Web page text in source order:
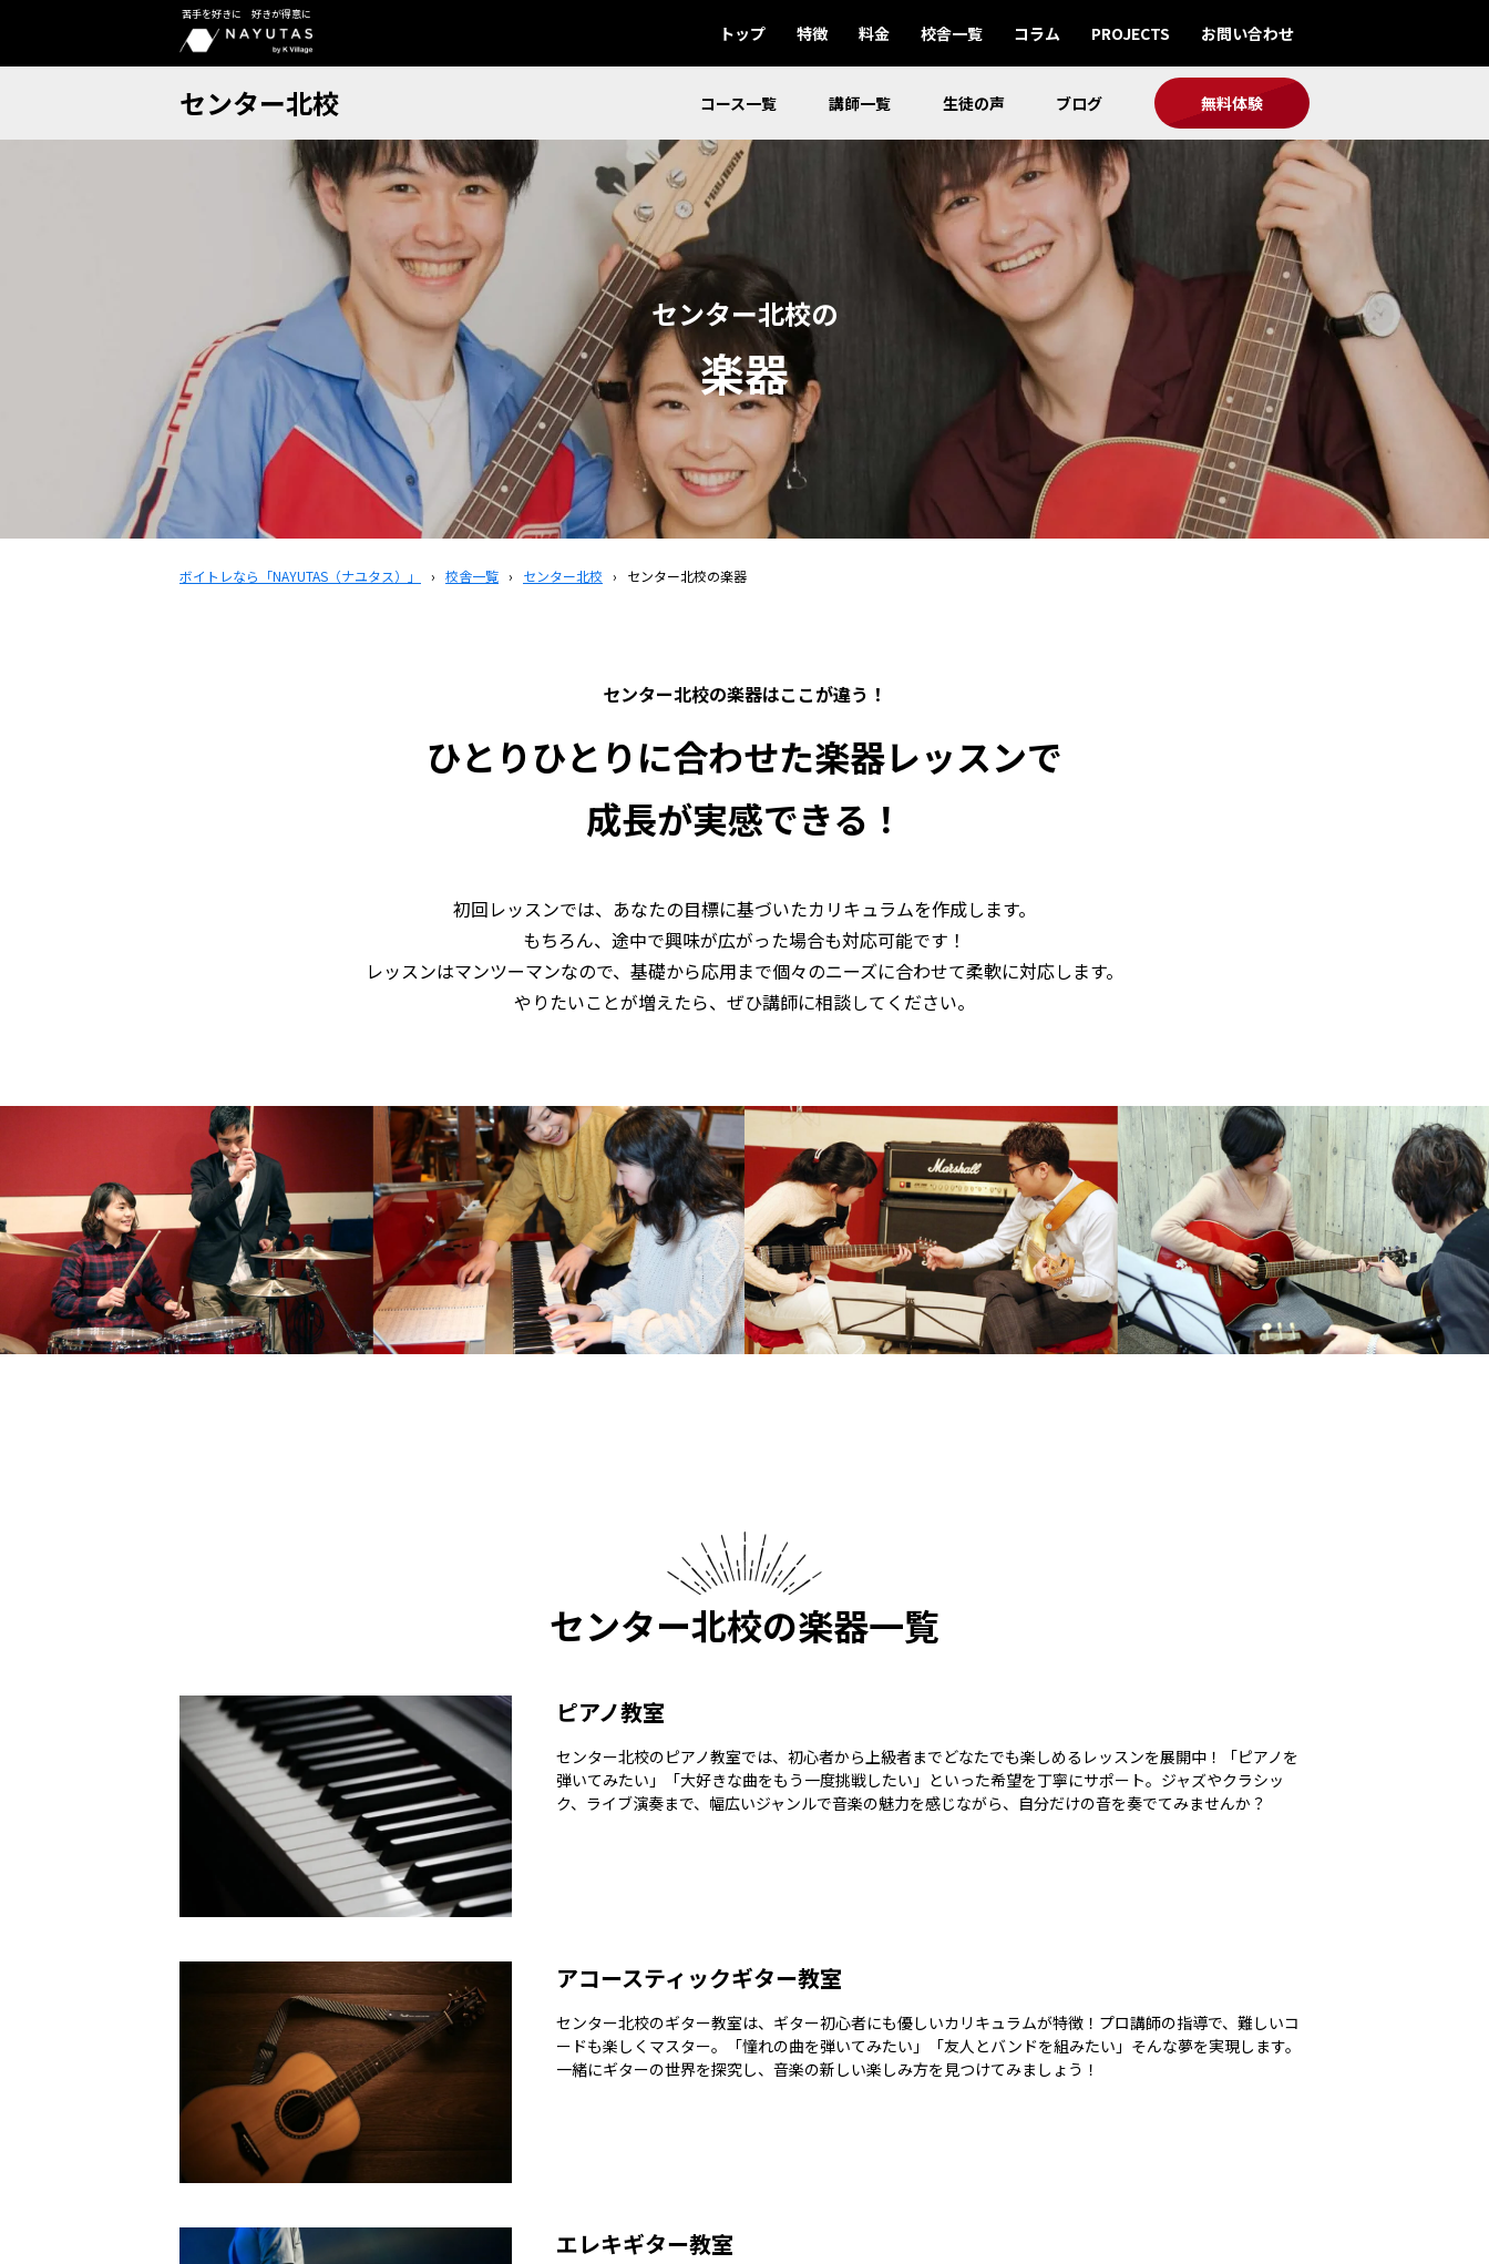
苦手を好きに 好きが得意に
トップ 特徴 料金 校舎一覧 コラム PROJECTS お問い合わせ
センター北校 コース一覧 講師一覧 生徒の声 ブログ 無料体験
センター北校の
楽器
ボイトレなら「NAYUTAS（ナユタス）」 › 校舎一覧 › センター北校 › センター北校の楽器
センター北校の楽器はここが違う！
ひとりひとりに合わせた楽器レッスンで
成長が実感できる！
初回レッスンでは、あなたの目標に基づいたカリキュラムを作成します。
もちろん、途中で興味が広がった場合も対応可能です！
レッスンはマンツーマンなので、基礎から応用まで個々のニーズに合わせて柔軟に対応します。
やりたいことが増えたら、ぜひ講師に相談してください。
センター北校の楽器一覧
ピアノ教室
センター北校のピアノ教室では、初心者から上級者までどなたでも楽しめるレッスンを展開中！「ピアノを
弾いてみたい」「大好きな曲をもう一度挑戦したい」といった希望を丁寧にサポート。ジャズやクラシッ
ク、ライブ演奏まで、幅広いジャンルで音楽の魅力を感じながら、自分だけの音を奏でてみませんか？
アコースティックギター教室
センター北校のギター教室は、ギター初心者にも優しいカリキュラムが特徴！プロ講師の指導で、難しいコ
ードも楽しくマスター。「憧れの曲を弾いてみたい」「友人とバンドを組みたい」そんな夢を実現します。
一緒にギターの世界を探究し、音楽の新しい楽しみ方を見つけてみましょう！
エレキギター教室